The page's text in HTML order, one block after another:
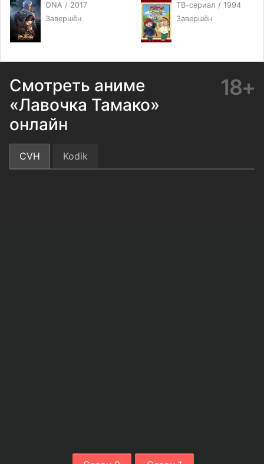
ONA / 2017
Завершён
ТВ-сериал / 1994
Завершён
Смотреть аниме
«Лавочка Тамако»
онлайн
18+
CVH Kodik